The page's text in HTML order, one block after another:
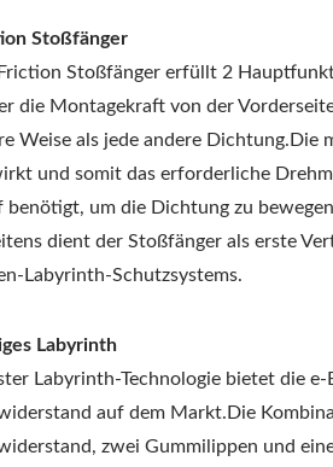
Stoßfänger
Stoßfänger erfüllt 2
die Montagekraft von der
Weise als jede andere Dichtung.Die
und somit das erforderliche
benötigt, um die Dichtung zu
dient der Stoßfänger als erste
Labyrinth-Schutzsystems.
Labyrinth
Labyrinth-Technologie bietet die
auf dem Markt.Die
zwei Gummilippen und